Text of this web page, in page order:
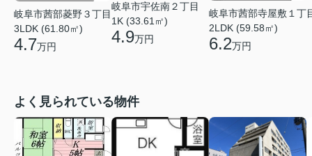
岐阜市茜部菱野３丁目
3LDK (61.80㎡)
4.7万円
岐阜市宇佐南２丁目
1K (33.61㎡)
4.9万円
岐阜市茜部寺屋敷１丁
2LDK (59.58㎡)
6.2万円
よく見られている物件